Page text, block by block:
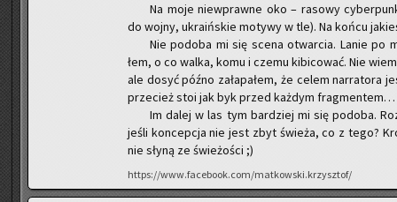
Na moje nie­wpraw­ne oko – ra­so­wy
do wojny, ukra­iń­skie mo­ty­wy w tle). Na końcu
Nie po­do­ba mi się scena otwar­cia. Lanie
łem, o co walka, komu i czemu ki­bi­co­wać. Nie
ale dosyć późno za­ła­pa­łem, że celem nar­ra­to­ra
prze­cież stoi jak byk przed każ­dym frag­men­tem…
Im dalej w las tym bar­dziej mi się po­do­ba.
jeśli kon­cep­cja nie jest zbyt świe­ża, co z tego?
nie słyną ze świe­żo­ści ;)
https://www.facebook.com/matkowski.krzysztof/